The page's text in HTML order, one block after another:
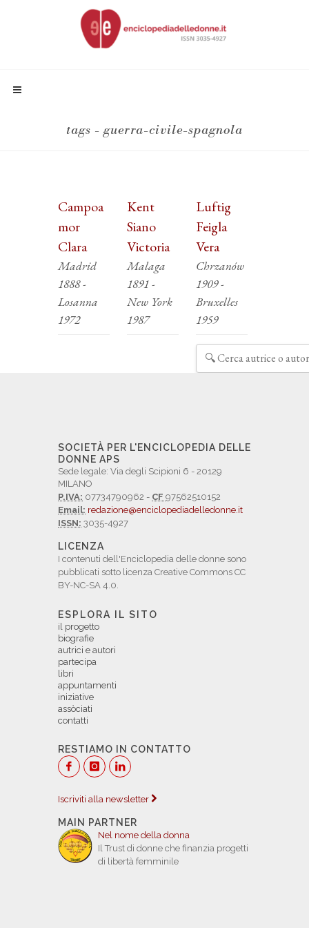
tags - guerra-civile-spagnola
Campoa
mor
Clara
Madrid
1888 -
Losanna
1972
Kent
Siano
Victoria
Malaga
1891 -
New York
1987
Luftig
Feigla
Vera
Chrzanów
1909 -
Bruxelles
1959
SOCIETÀ PER L'ENCICLOPEDIA DELLE
DONNE APS
Sede legale: Via degli Scipioni 6 - 20129
MILANO
P.IVA: 07734790962 - CF 97562510152
Email: redazione@enciclopediadelledonne.it
ISSN: 3035-4927
LICENZA
I contenuti dell'Enciclopedia delle donne sono
pubblicati sotto licenza Creative Commons CC
BY-NC-SA 4.0.
ESPLORA IL SITO
il progetto
biografie
autrici e autori
partecipa
libri
appuntamenti
iniziative
assòciati
contatti
RESTIAMO IN CONTATTO
Iscriviti alla newsletter
MAIN PARTNER
Nel nome della donna
Il Trust di donne che finanzia progetti
di libertà femminile